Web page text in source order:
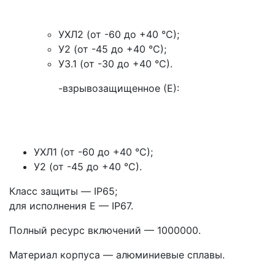
УХЛ2 (от -60 до +40 °С);
У2 (от -45 до +40 °С);
У3.1 (от -30 до +40 °С).
-взрывозащищенное (Е):
УХЛ1 (от -60 до +40 °С);
У2 (от -45 до +40 °С).
Класс защиты — IP65;
для исполнения Е — IP67.
Полный ресурс включений — 1000000.
Материал корпуса — алюминиевые сплавы.